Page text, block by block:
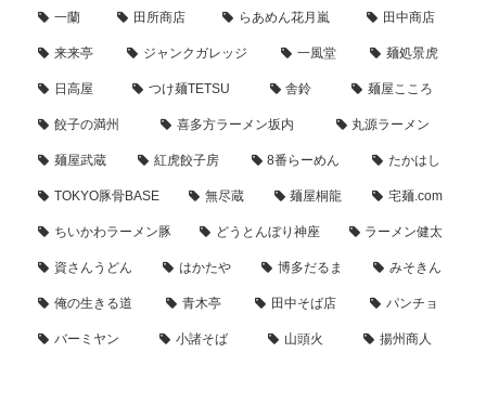
一蘭 田所商店 らあめん花月嵐 田中商店
来来亭 ジャンクガレッジ 一風堂 麺処景虎
日高屋 つけ麺TETSU 舎鈴 麺屋こころ
餃子の満州 喜多方ラーメン坂内 丸源ラーメン
麺屋武蔵 紅虎餃子房 8番らーめん たかはし
TOKYO豚骨BASE 無尽蔵 麺屋桐龍 宅麺.com
ちいかわラーメン豚 どうとんぼり神座 ラーメン健太
資さんうどん はかたや 博多だるま みそきん
俺の生きる道 青木亭 田中そば店 パンチョ
バーミヤン 小諸そば 山頭火 揚州商人